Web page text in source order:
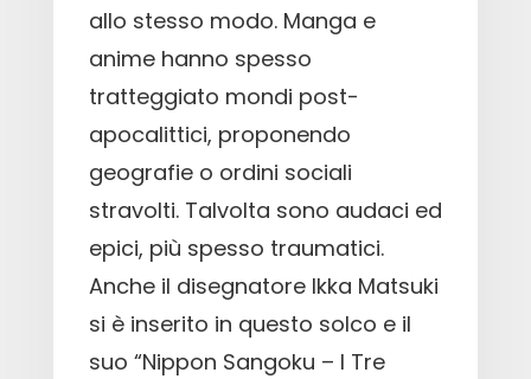
allo stesso modo. Manga e
anime hanno spesso
tratteggiato mondi post-
apocalittici, proponendo
geografie o ordini sociali
stravolti. Talvolta sono audaci ed
epici, più spesso traumatici.
Anche il disegnatore Ikka Matsuki
si è inserito in questo solco e il
suo “Nippon Sangoku – I Tre